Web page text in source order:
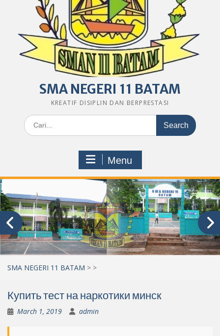
SMA NEGERI 11 BATAM
KREATIF DISIPLIN DAN BERPRESTASI
Search
for:
Menu
SMA NEGERI 11 BATAM > >
Купить тест на наркотики минск
March 1, 2019 admin